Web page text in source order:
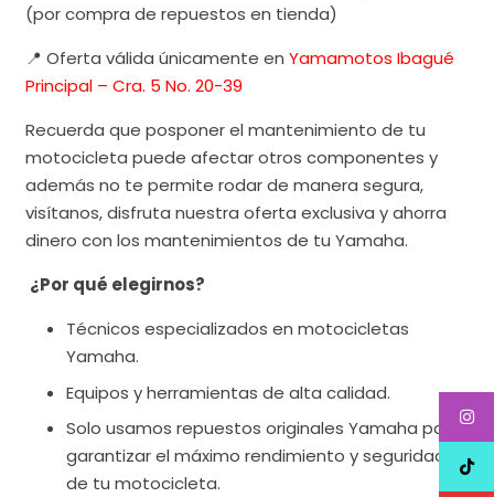
(por compra de repuestos en tienda)
📍 Oferta válida únicamente en Yamamotos Ibagué
Principal – Cra. 5 No. 20-39
Recuerda que posponer el mantenimiento de tu
motocicleta puede afectar otros componentes y
además no te permite rodar de manera segura,
visítanos, disfruta nuestra oferta exclusiva y ahorra
dinero con los mantenimientos de tu Yamaha.
¿Por qué elegirnos?
Técnicos especializados en motocicletas
Yamaha.
Equipos y herramientas de alta calidad.
Solo usamos repuestos originales Yamaha para
garantizar el máximo rendimiento y seguridad
de tu motocicleta.